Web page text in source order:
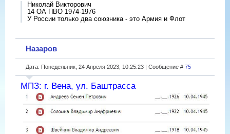
Николай Викторович
14 ОА ПВО 1974-1976
У России только два союзника - это Армия и Флот
Назаров
Дата: Понедельник, 24 Апреля 2023, 10:25:23 | Сообщение # 75
МПЗ: г. Вена, ул. Баштрасса